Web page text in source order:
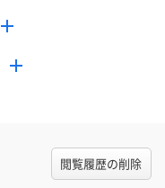
閲覧履歴の削除